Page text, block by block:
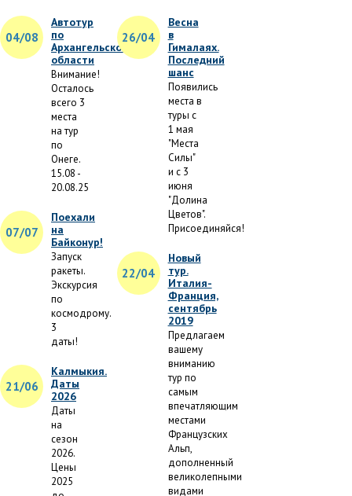
04/08
Автотур
по
Архангельской
области
Внимание!
Осталось
всего 3
места
на тур
по
Онеге.
15.08 -
20.08.25
07/07
Поехали
на
Байконур!
Запуск
ракеты.
Экскурсия
по
космодрому.
3
даты!
21/06
Калмыкия.
Даты
2026
Даты
на
сезон
2026.
Цены
2025
26/04
Весна
в
Гималаях.
Последний
шанс
Появились
места в
туры с
1 мая
"Места
Силы"
и с 3
июня
"Долина
Цветов".
Присоединяйся!
22/04
Новый
тур.
Италия-
Франция,
сентябрь
2019
Предлагаем
вашему
вниманию
тур по
самым
впечатляющим
местами
Французских
Альп,
дополненный
великолепными
видами